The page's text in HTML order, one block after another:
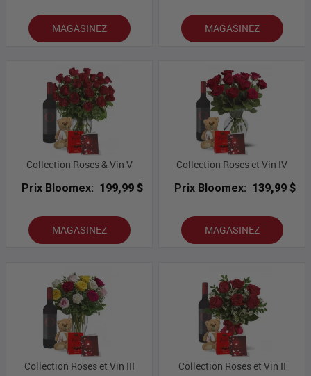
MAGASINEZ MAGASINEZ
Collection Roses & Vin V
Prix Bloomex: 199,99 $
MAGASINEZ
Collection Roses et Vin IV
Prix Bloomex: 139,99 $
MAGASINEZ
Collection Roses et Vin III
Collection Roses et Vin II